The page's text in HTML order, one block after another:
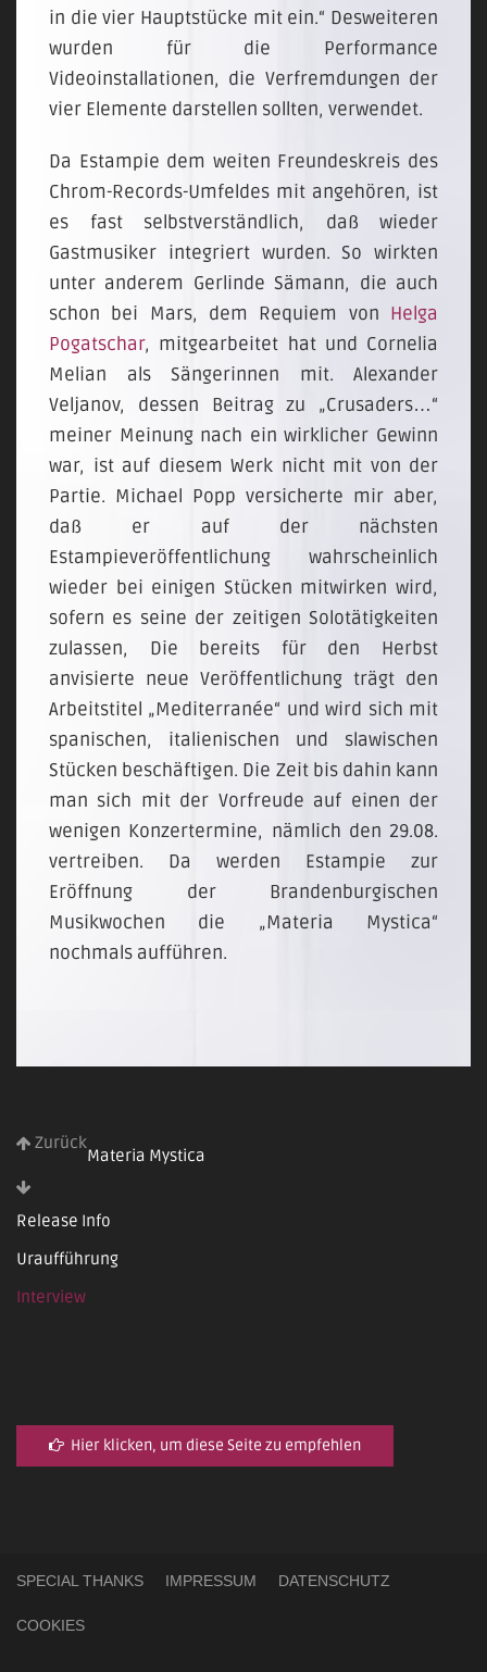
in die vier Hauptstücke mit ein.“ Desweiteren
wurden für die Performance
Videoinstallationen, die Verfremdungen der
vier Elemente darstellen sollten, verwendet.
Da Estampie dem weiten Freundeskreis des
Chrom-Records-Umfeldes mit angehören, ist
es fast selbstverständlich, daß wieder
Gastmusiker integriert wurden. So wirkten
unter anderem Gerlinde Sämann, die auch
schon bei Mars, dem Requiem von Helga
Pogatschar, mitgearbeitet hat und Cornelia
Melian als Sängerinnen mit. Alexander
Veljanov, dessen Beitrag zu „Crusaders…“
meiner Meinung nach ein wirklicher Gewinn
war, ist auf diesem Werk nicht mit von der
Partie. Michael Popp versicherte mir aber,
daß er auf der nächsten
Estampieveröffentlichung wahrscheinlich
wieder bei einigen Stücken mitwirken wird,
sofern es seine der zeitigen Solotätigkeiten
zulassen, Die bereits für den Herbst
anvisierte neue Veröffentlichung trägt den
Arbeitstitel „Mediterranée“ und wird sich mit
spanischen, italienischen und slawischen
Stücken beschäftigen. Die Zeit bis dahin kann
man sich mit der Vorfreude auf einen der
wenigen Konzertermine, nämlich den 29.08.
vertreiben. Da werden Estampie zur
Eröffnung der Brandenburgischen
Musikwochen die „Materia Mystica“
nochmals aufführen.
Zurück
Materia Mystica
Release Info
Uraufführung
Interview
Hier klicken, um diese Seite zu empfehlen
SPECIAL THANKS IMPRESSUM DATENSCHUTZ
COOKIES